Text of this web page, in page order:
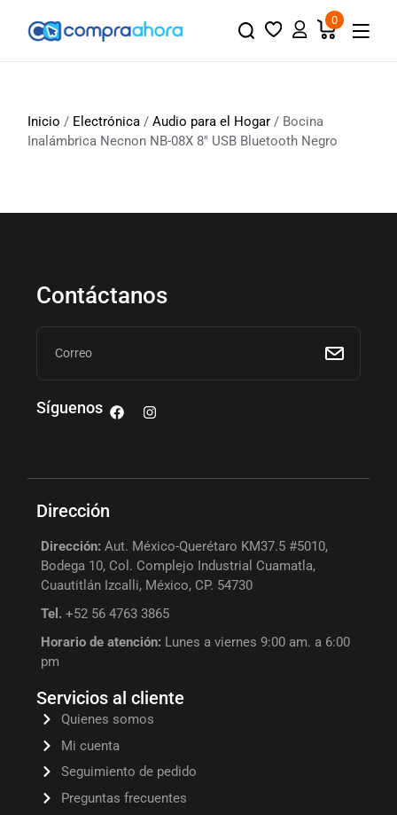
0
Inicio / Electrónica /Audio para el Hogar / Bocina
Inalámbrica Necnon ‎NB-08X 8″ USB Bluetooth Negro
Contáctanos
Síguenos
Dirección
Dirección: Aut. México-Querétaro KM37.5 #5010,
Bodega 10, Col. Complejo Industrial Cuamatla,
Cuautitlán Izcalli, México, CP. 54730
Tel. +52 56 4763 3865
Horario de atención: Lunes a viernes 9:00 am. a 6:00
pm
Servicios al cliente
Quienes somos
Mi cuenta
Seguimiento de pedido
Preguntas frecuentes